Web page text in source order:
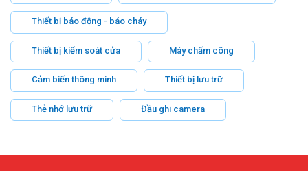
Thiết bị báo động - báo cháy
Thiết bị kiểm soát cửa Máy chấm công
Cảm biến thông minh Thiết bị lưu trữ
Thẻ nhớ lưu trữ Đầu ghi camera